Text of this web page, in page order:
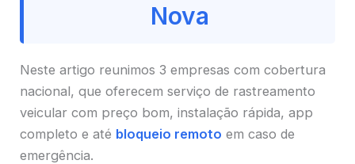
Nova
Neste artigo reunimos 3 empresas com cobertura
nacional, que oferecem serviço de rastreamento
veicular com preço bom, instalação rápida, app
completo e até bloqueio remoto em caso de
emergência.